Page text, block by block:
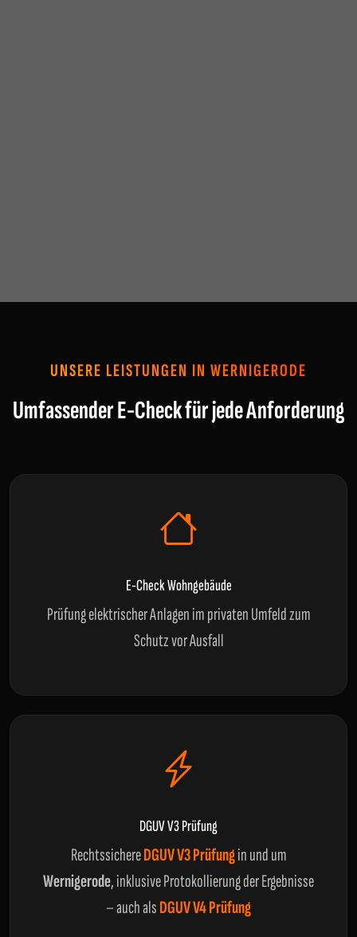
UNSERE LEISTUNGEN IN WERNIGERODE
Umfassender E-Check für jede Anforderung
E-Check Wohngebäude
Prüfung elektrischer Anlagen im privaten Umfeld zum
Schutz vor Ausfall
DGUV V3 Prüfung
RechtssichereDGUV V3 Prüfungin und um
Wernigerode, inklusive Protokollierung der Ergebnisse
– auch alsDGUV V4 Prüfung